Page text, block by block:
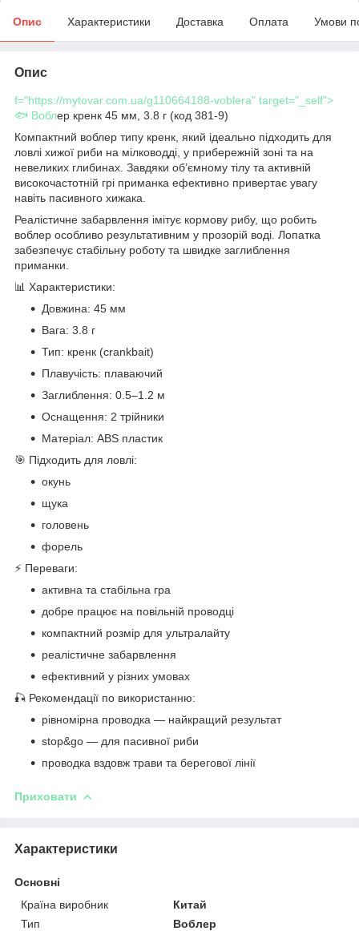
Опис Характеристики Доставка Оплата Умови
Опис
f="https://mytovar.com.ua/g110664188-voblera" target="_self">
🐟 Воблер кренк 45 мм, 3.8 г (код 381-9)
Компактний воблер типу кренк, який ідеально підходить для
ловлі хижої риби на мілководді, у прибережній зоні та на
невеликих глибинах. Завдяки об’ємному тілу та активній
високочастотній грі приманка ефективно привертає увагу
навіть пасивного хижака.
Реалістичне забарвлення імітує кормову рибу, що робить
воблер особливо результативним у прозорій воді. Лопатка
забезпечує стабільну роботу та швидке заглиблення
приманки.
📊 Характеристики:
Довжина: 45 мм
Вага: 3.8 г
Тип: кренк (crankbait)
Плавучість: плаваючий
Заглиблення: 0.5–1.2 м
Оснащення: 2 трійники
Матеріал: ABS пластик
🎯 Підходить для ловлі:
окунь
щука
головень
форель
⚡ Переваги:
активна та стабільна гра
добре працює на повільній проводці
компактний розмір для ультралайту
реалістичне забарвлення
ефективний у різних умовах
🎣 Рекомендації по використанню:
рівномірна проводка — найкращий результат
stop&go — для пасивної риби
проводка вздовж трави та берегової лінії
Приховати
Характеристики
Основні
Країна виробник
Китай
Тип
Воблер